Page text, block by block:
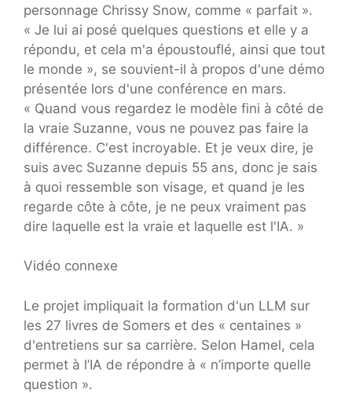
personnage Chrissy Snow, comme « parfait ».
« Je lui ai posé quelques questions et elle y a
répondu, et cela m'a époustouflé, ainsi que tout
le monde », se souvient-il à propos d'une démo
présentée lors d'une conférence en mars.
« Quand vous regardez le modèle fini à côté de
la vraie Suzanne, vous ne pouvez pas faire la
différence. C'est incroyable. Et je veux dire, je
suis avec Suzanne depuis 55 ans, donc je sais
à quoi ressemble son visage, et quand je les
regarde côte à côte, je ne peux vraiment pas
dire laquelle est la vraie et laquelle est l'IA. »
Vidéo connexe
Le projet impliquait la formation d'un LLM sur
les 27 livres de Somers et des « centaines »
d'entretiens sur sa carrière. Selon Hamel, cela
permet à l’IA de répondre à « n’importe quelle
question ».